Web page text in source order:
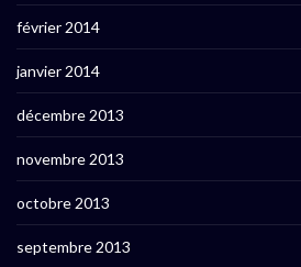
février 2014
janvier 2014
décembre 2013
novembre 2013
octobre 2013
septembre 2013